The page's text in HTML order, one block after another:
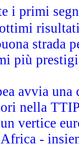
i primi
strada
più
avvia
nella
vertice
-